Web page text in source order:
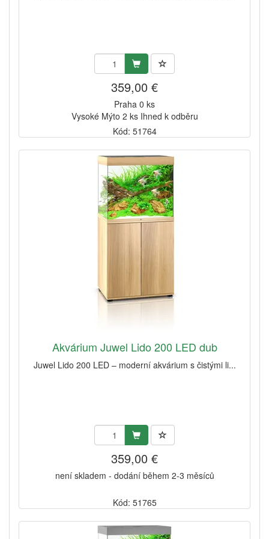
359,00 €
Praha 0 ks
Vysoké Mýto 2 ks Ihned k odběru
Kód: 51764
Akvárium Juwel Lido 200 LED dub
Juwel Lido 200 LED – moderní akvárium s čistými li...
359,00 €
není skladem - dodání během 2-3 měsíců
Kód: 51765